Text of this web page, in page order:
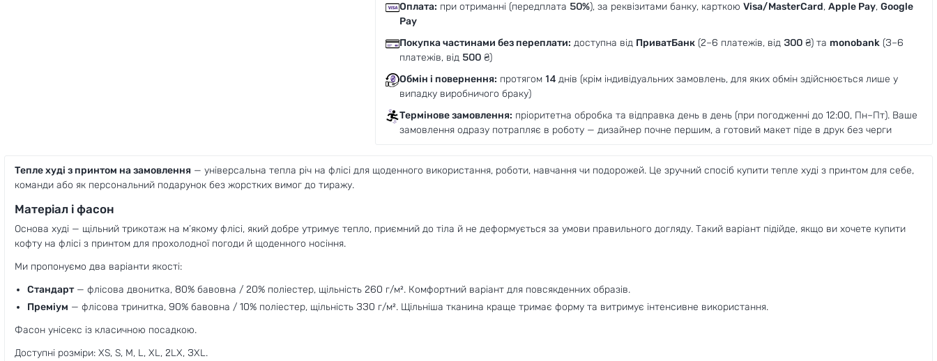
Оплата: при отриманні (передплата 50%), за реквізитами банку, карткою Visa/MasterCard, Apple Pay, Google
Pay
Покупка частинами без переплати: доступна від ПриватБанк (2–6 платежів, від 300 ₴) та monobank (3–6
платежів, від 500 ₴)
Обмін і повернення: протягом 14 днів (крім індивідуальних замовлень, для яких обмін здійснюється лише у
випадку виробничого браку)
Термінове замовлення: пріоритетна обробка та відправка день в день (при погодженні до 12:00, Пн–Пт). Ваше
замовлення одразу потрапляє в роботу — дизайнер почне першим, а готовий макет піде в друк без черги
Тепле худі з принтом на замовлення — універсальна тепла річ на флісі для щоденного використання, роботи, навчання чи подорожей. Це зручний спосіб купити тепле худі з принтом для себе,
команди або як персональний подарунок без жорстких вимог до тиражу.
Матеріал і фасон
Основа худі — щільний трикотаж на м’якому флісі, який добре утримує тепло, приємний до тіла й не деформується за умови правильного догляду. Такий варіант підійде, якщо ви хочете купити
кофту на флісі з принтом для прохолодної погоди й щоденного носіння.
Ми пропонуємо два варіанти якості:
Стандарт— флісова двонитка, 80% бавовна / 20% поліестер, щільність 260 г/м². Комфортний варіант для повсякденних образів.
Преміум — флісова тринитка, 90% бавовна / 10% поліестер, щільність 330 г/м². Щільніша тканина краще тримає форму та витримує інтенсивне використання.
Фасон унісекс із класичною посадкою.
Доступні розміри: XS, S, M, L, XL, 2LX, 3XL.